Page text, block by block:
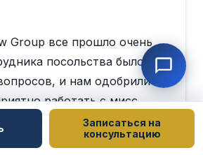
Group все прошло очень
посольства было
и нам одобрили
работать с мисс
кейс-менеджером.Записаться на
консультацию